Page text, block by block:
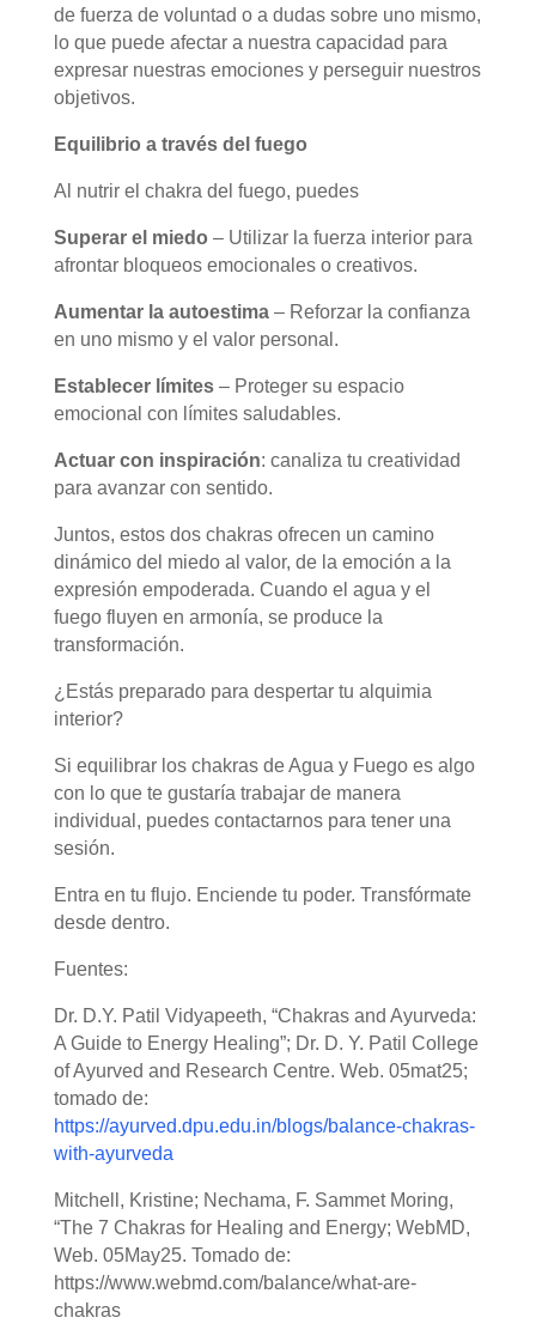
de fuerza de voluntad o a dudas sobre uno mismo,
lo que puede afectar a nuestra capacidad para
expresar nuestras emociones y perseguir nuestros
objetivos.
Equilibrio a través del fuego
Al nutrir el chakra del fuego, puedes
Superar el miedo – Utilizar la fuerza interior para
afrontar bloqueos emocionales o creativos.
Aumentar la autoestima– Reforzar la confianza
en uno mismo y el valor personal.
Establecer límites– Proteger su espacio
emocional con límites saludables.
Actuar con inspiración: canaliza tu creatividad
para avanzar con sentido.
Juntos, estos dos chakras ofrecen un camino
dinámico del miedo al valor, de la emoción a la
expresión empoderada. Cuando el agua y el
fuego fluyen en armonía, se produce la
transformación.
¿Estás preparado para despertar tu alquimia
interior?
Si equilibrar los chakras de Agua y Fuego es algo
con lo que te gustaría trabajar de manera
individual, puedes contactarnos para tener una
sesión.
Entra en tu flujo. Enciende tu poder. Transfórmate
desde dentro.
Fuentes:
Dr. D.Y. Patil Vidyapeeth, “Chakras and Ayurveda:
A Guide to Energy Healing”; Dr. D. Y. Patil College
of Ayurved and Research Centre. Web. 05mat25;
tomado de:
https://ayurved.dpu.edu.in/blogs/balance-chakras-
with-ayurveda
Mitchell, Kristine; Nechama, F. Sammet Moring,
“The 7 Chakras for Healing and Energy; WebMD,
Web. 05May25. Tomado de:
https://www.webmd.com/balance/what-are-
chakras